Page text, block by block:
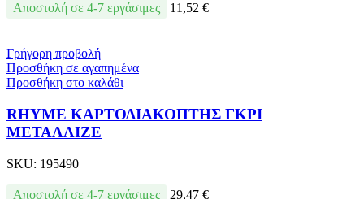
Αποστολή σε 4-7 εργάσιμες 11,52 €
Γρήγορη προβολή
Προσθήκη σε αγαπημένα
Προσθήκη στο καλάθι
RHYME ΚΑΡΤΟΔΙΑΚΟΠΤΗΣ ΓΚΡΙ
ΜΕΤΑΛΛΙΖΕ
SKU: 195490
Αποστολή σε 4-7 εργάσιμες 29,47 €